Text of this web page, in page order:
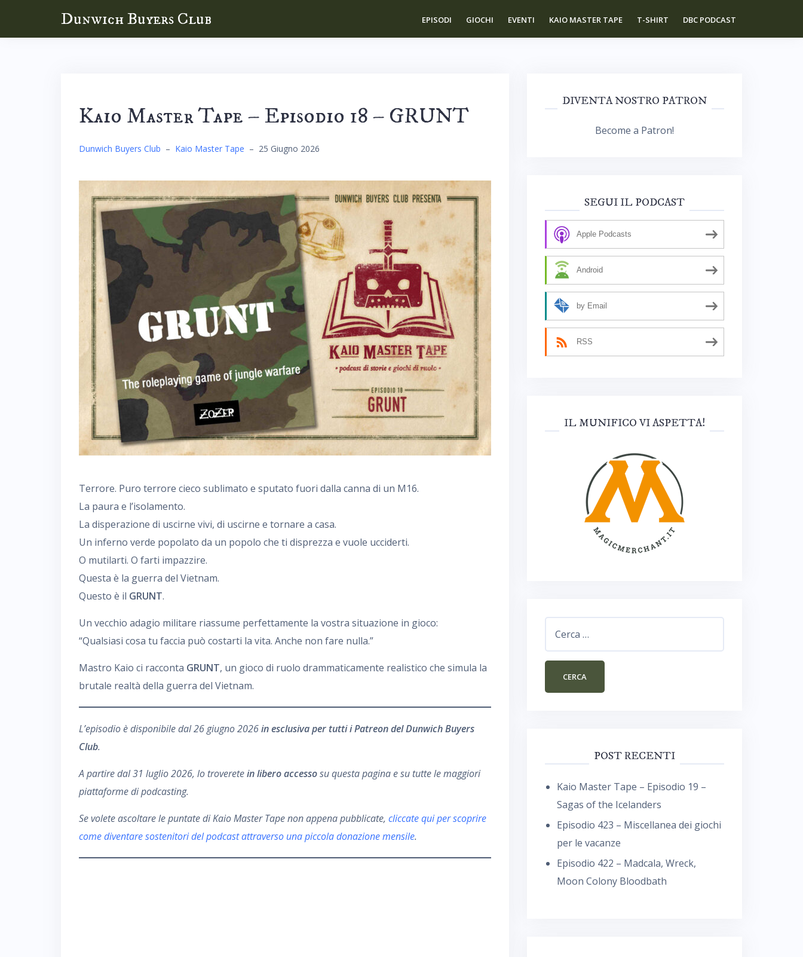
Dunwich Buyers Club EPISODI GIOCHI EVENTI KAIO MASTER TAPE T-SHIRT DBC PODCAST
Kaio Master Tape – Episodio 18 – GRUNT
Dunwich Buyers Club – Kaio Master Tape – 25 Giugno 2026
Terrore. Puro terrore cieco sublimato e sputato fuori dalla canna di un M16.
La paura e l’isolamento.
La disperazione di uscirne vivi, di uscirne e tornare a casa.
Un inferno verde popolato da un popolo che ti disprezza e vuole ucciderti.
O mutilarti. O farti impazzire.
Questa è la guerra del Vietnam.
Questo è il GRUNT.
Un vecchio adagio militare riassume perfettamente la vostra situazione in gioco:
“Qualsiasi cosa tu faccia può costarti la vita. Anche non fare nulla.”
Mastro Kaio ci racconta GRUNT, un gioco di ruolo drammaticamente realistico che simula la
brutale realtà della guerra del Vietnam.
L’episodio è disponibile dal 26 giugno 2026in esclusiva per tutti i Patreon del Dunwich Buyers
Club.
A partire dal 31 luglio 2026, lo troveretein libero accessosu questa pagina e su tutte le maggiori
piattaforme di podcasting.
Se volete ascoltare le puntate di Kaio Master Tape non appena pubblicate, cliccate qui per scoprire
come diventare sostenitori del podcast attraverso una piccola donazione mensile.
DIVENTA NOSTRO PATRON
Become a Patron!
SEGUI IL PODCAST
Apple Podcasts
Android
by Email
RSS
IL MUNIFICO VI ASPETTA!
POST RECENTI
Kaio Master Tape – Episodio 19 –
Sagas of the Icelanders
Episodio 423 – Miscellanea dei giochi
per le vacanze
Episodio 422 – Madcala, Wreck,
Moon Colony Bloodbath